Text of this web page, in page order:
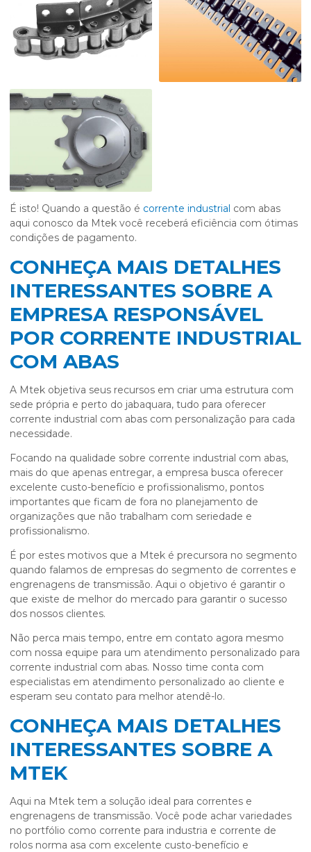
É isto! Quando a questão é corrente industrial com abas
aqui conosco da Mtek você receberá eficiência com ótimas
condições de pagamento.
CONHEÇA MAIS DETALHES
INTERESSANTES SOBRE A
EMPRESA RESPONSÁVEL
POR CORRENTE INDUSTRIAL
COM ABAS
A Mtek objetiva seus recursos em criar uma estrutura com
sede própria e perto do jabaquara, tudo para oferecer
corrente industrial com abas com personalização para cada
necessidade.
Focando na qualidade sobre corrente industrial com abas,
mais do que apenas entregar, a empresa busca oferecer
excelente custo-benefício e profissionalismo, pontos
importantes que ficam de fora no planejamento de
organizações que não trabalham com seriedade e
profissionalismo.
É por estes motivos que a Mtek é precursora no segmento
quando falamos de empresas do segmento de correntes e
engrenagens de transmissão. Aqui o objetivo é garantir o
que existe de melhor do mercado para garantir o sucesso
dos nossos clientes.
Não perca mais tempo, entre em contato agora mesmo
com nossa equipe para um atendimento personalizado para
corrente industrial com abas. Nosso time conta com
especialistas em atendimento personalizado ao cliente e
esperam seu contato para melhor atendê-lo.
CONHEÇA MAIS DETALHES
INTERESSANTES SOBRE A
MTEK
Aqui na Mtek tem a solução ideal para correntes e
engrenagens de transmissão. Você pode achar variedades
no portfólio como corrente para industria e corrente de
rolos norma asa com excelente custo-benefício e